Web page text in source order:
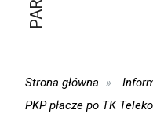
Strona główna
PKP płacze po TK